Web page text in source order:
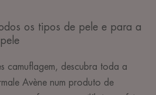
os tipos de pele e para a
camuflagem, descubra toda a
Avène num produto de